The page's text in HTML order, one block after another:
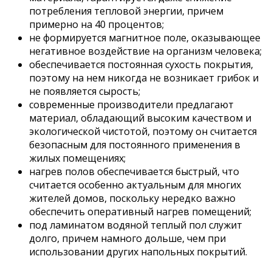
потребления тепловой энергии, причем
примерно на 40 процентов;
не формируется магнитное поле, оказывающее
негативное воздействие на организм человека;
обеспечивается постоянная сухость покрытия,
поэтому на нем никогда не возникает грибок и
не появляется сырость;
современные производители предлагают
материал, обладающий высоким качеством и
экологической чистотой, поэтому он считается
безопасным для постоянного применения в
жилых помещениях;
нагрев полов обеспечивается быстрый, что
считается особенно актуальным для многих
жителей домов, поскольку нередко важно
обеспечить оперативный нагрев помещений;
под ламинатом водяной теплый пол служит
долго, причем намного дольше, чем при
использовании других напольных покрытий.